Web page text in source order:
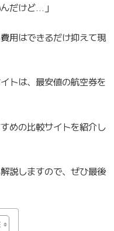
だけど…」
用はできるだけ抑えて現
トは、最安値の航空券を
めの比較サイトを紹介し
説しますので、ぜひ最後